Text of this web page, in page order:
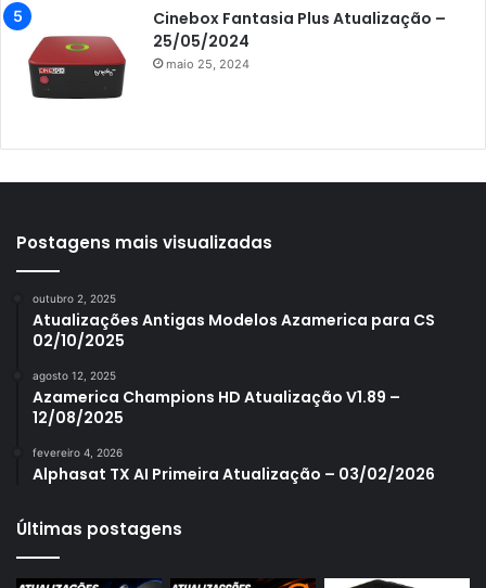
Azamerica King GX PRO
Azamerica King IPTV
Azamerica Mobi
Azamerica S1005
Azamerica S1006 Plus
Azamerica S1007 New
Azamerica S1007 Plus
Azamerica S1009
Azamerica S2005
Cinebox Fantasia Plus Atualização –
25/05/2024
maio 25, 2024
Postagens mais visualizadas
outubro 2, 2025
Atualizações Antigas Modelos Azamerica para CS
02/10/2025
agosto 12, 2025
Azamerica Champions HD Atualização V1.89 –
12/08/2025
fevereiro 4, 2026
Alphasat TX AI Primeira Atualização – 03/02/2026
Últimas postagens